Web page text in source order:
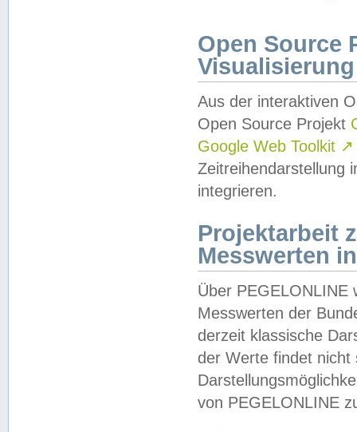
Open Source
Visualisierung
Aus der interaktiven
Open Source Projekt
Google Web Toolkit ↗
Zeitreihendarstellung
integrieren.
Projektarbeit
Messwerten
Über PEGELONLINE
Messwerten der
derzeit klassische
der Werte findet
von PEGELONLINE